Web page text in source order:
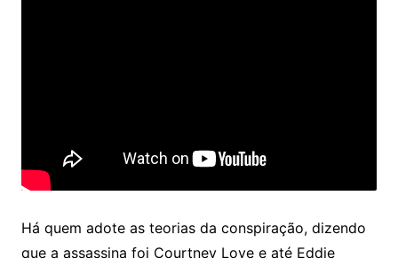
Há quem adote as teorias da conspiração, dizendo
que a assassina foi Courtney Love e até Eddie